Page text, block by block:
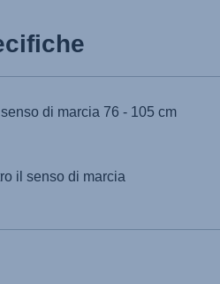
di marcia 76 - 105 cm
il senso di marcia